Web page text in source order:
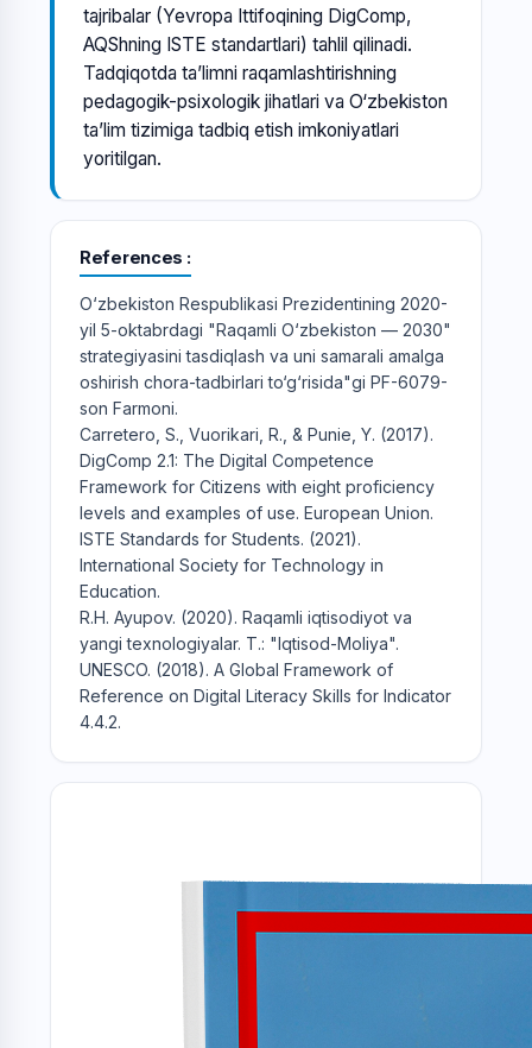
tajribalar (Yevropa Ittifoqining DigComp,
AQShning ISTE standartlari) tahlil qilinadi.
Tadqiqotda ta’limni raqamlashtirishning
pedagogik-psixologik jihatlari va O‘zbekiston
ta’lim tizimiga tadbiq etish imkoniyatlari
yoritilgan.
References
O‘zbekiston Respublikasi Prezidentining 2020-
yil 5-oktabrdagi "Raqamli O‘zbekiston — 2030"
strategiyasini tasdiqlash va uni samarali amalga
oshirish chora-tadbirlari to‘g‘risida"gi PF-6079-
son Farmoni.
Carretero, S., Vuorikari, R., & Punie, Y. (2017).
DigComp 2.1: The Digital Competence
Framework for Citizens with eight proficiency
levels and examples of use. European Union.
ISTE Standards for Students. (2021).
International Society for Technology in
Education.
R.H. Ayupov. (2020). Raqamli iqtisodiyot va
yangi texnologiyalar. T.: "Iqtisod-Moliya".
UNESCO. (2018). A Global Framework of
Reference on Digital Literacy Skills for Indicator
4.4.2.